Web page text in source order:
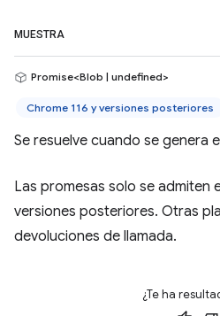
MUESTRA
Promise<Blob | undefined>
Chrome 116 y versiones posteriores
Se resuelve cuando se genera
Las promesas solo se admiten
versiones posteriores. Otras
devoluciones de llamada.
¿Te ha